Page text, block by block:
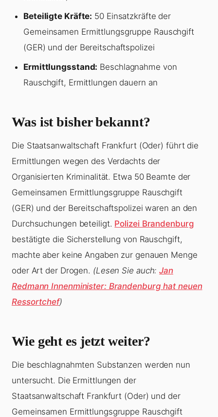
Beteiligte Kräfte: 50 Einsatzkräfte der
Gemeinsamen Ermittlungsgruppe Rauschgift
(GER) und der Bereitschaftspolizei
Ermittlungsstand: Beschlagnahme von
Rauschgift, Ermittlungen dauern an
Was ist bisher bekannt?
Die Staatsanwaltschaft Frankfurt (Oder) führt die
Ermittlungen wegen des Verdachts der
Organisierten Kriminalität. Etwa 50 Beamte der
Gemeinsamen Ermittlungsgruppe Rauschgift
(GER) und der Bereitschaftspolizei waren an den
Durchsuchungen beteiligt. Polizei Brandenburg
bestätigte die Sicherstellung von Rauschgift,
machte aber keine Angaben zur genauen Menge
oder Art der Drogen. (Lesen Sie auch:Jan
Redmann Innenminister: Brandenburg hat neuen
Ressortchef)
Wie geht es jetzt weiter?
Die beschlagnahmten Substanzen werden nun
untersucht. Die Ermittlungen der
Staatsanwaltschaft Frankfurt (Oder) und der
Gemeinsamen Ermittlungsgruppe Rauschgift